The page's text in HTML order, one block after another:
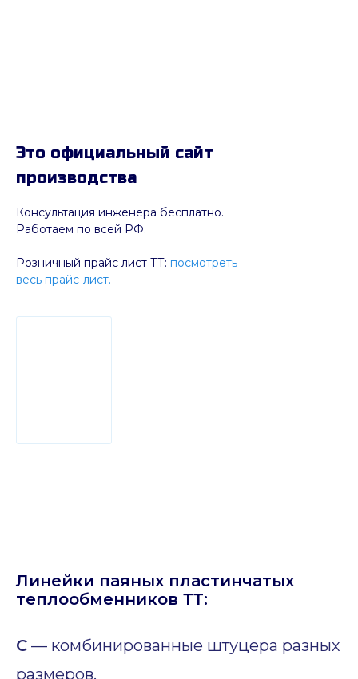
Консультация инженера бесплатно.
Работаем по всей РФ.
Розничный прайс лист ТТ: посмотреть
весь прайс-лист.
Это официальный сайт
производства
Линейки паяных пластинчатых
теплообменников ТТ:
C — комбинированные штуцера разных
размеров.